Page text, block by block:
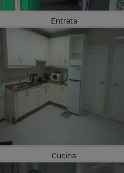
Entrata
Cucina